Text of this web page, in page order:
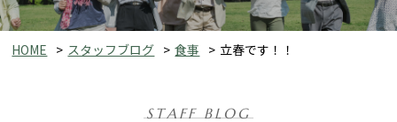
HOME スタッフブログ 食事 立春です！！
STAFF BLOG